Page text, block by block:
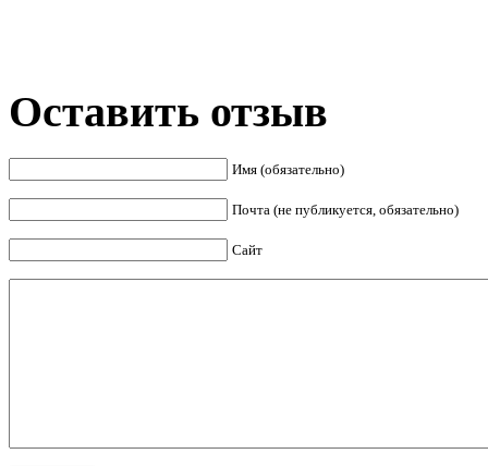
Оставить отзыв
Имя (обязательно)
Почта (не публикуется, обязательно)
Сайт